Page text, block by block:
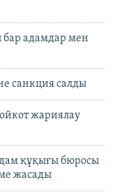
бар адамдар мен
санкция салды
жариялау
құқығы бюросы
жасады